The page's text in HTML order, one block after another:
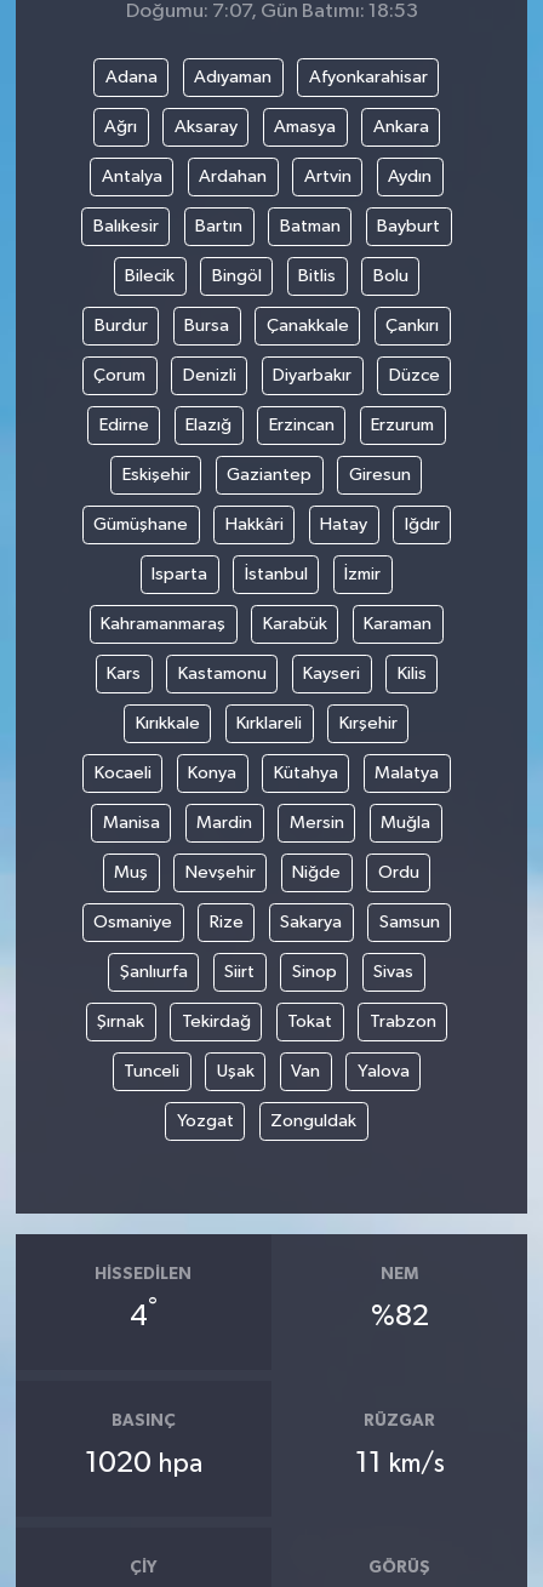
Doğumu: 7:07, Gün Batımı: 18:53
Adana Adıyaman Afyonkarahisar
Ağrı Aksaray Amasya Ankara
Antalya Ardahan Artvin Aydın
Balıkesir Bartın Batman Bayburt
Bilecik Bingöl Bitlis Bolu
Burdur Bursa Çanakkale Çankırı
Çorum Denizli Diyarbakır Düzce
Edirne Elazığ Erzincan Erzurum
Eskişehir Gaziantep Giresun
Gümüşhane Hakkâri Hatay Iğdır
Isparta İstanbul İzmir
Kahramanmaraş Karabük Karaman
Kars Kastamonu Kayseri Kilis
Kırıkkale Kırklareli Kırşehir
Kocaeli Konya Kütahya Malatya
Manisa Mardin Mersin Muğla
Muş Nevşehir Niğde Ordu
Osmaniye Rize Sakarya Samsun
Şanlıurfa Siirt Sinop Sivas
Şırnak Tekirdağ Tokat Trabzon
Tunceli Uşak Van Yalova
Yozgat Zonguldak
HISSEDILEN
4°
NEM
%82
BASINÇ
1020 hpa
RÜZGAR
11 km/s
ÇIY GÖRÜŞ